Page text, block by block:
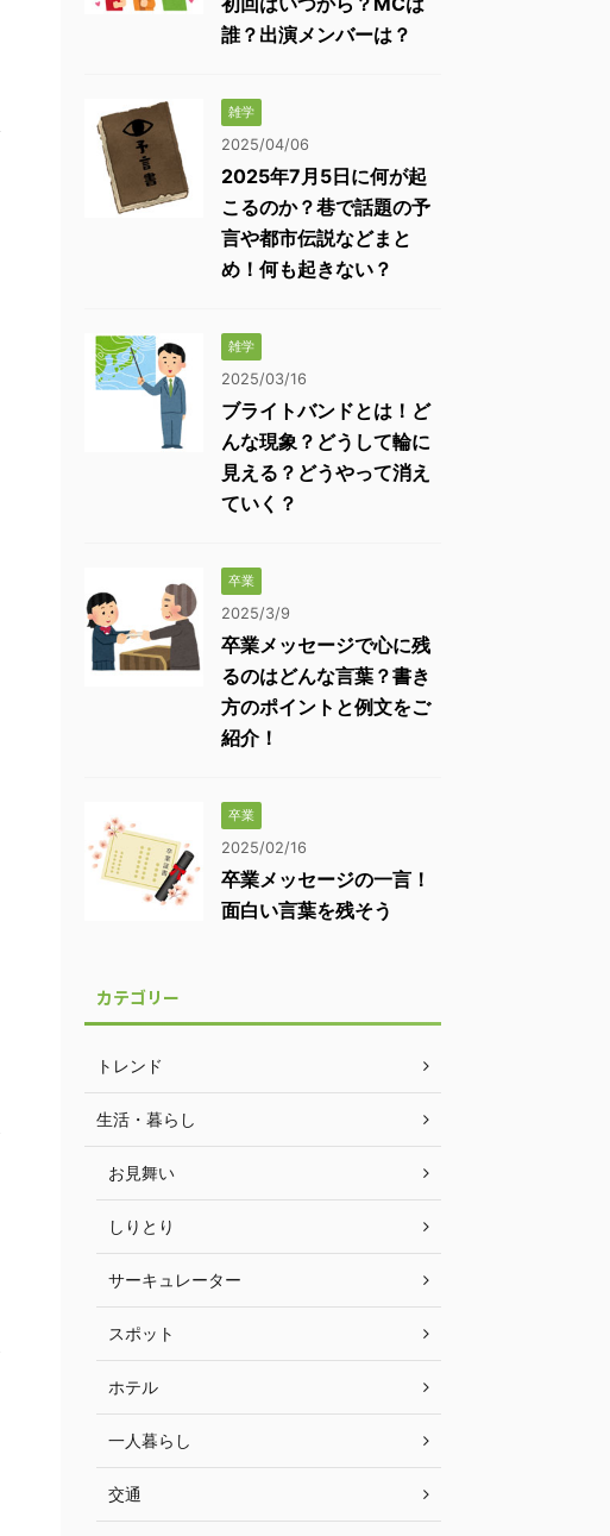
誰？出演メンバーは？
雑学
2025/04/06
2025年7月5日に何が起
こるのか？巷で話題の予
言や都市伝説などまと
め！何も起きない？
雑学
2025/03/16
ブライトバンドとは！ど
んな現象？どうして輪に
見える？どうやって消え
ていく？
卒業
2025/3/9
卒業メッセージで心に残
るのはどんな言葉？書き
方のポイントと例文をご
紹介！
卒業
2025/02/16
卒業メッセージの一言！
面白い言葉を残そう
カテゴリー
トレンド
生活・暮らし
お見舞い
しりとり
サーキュレーター
スポット
ホテル
一人暮らし
交通